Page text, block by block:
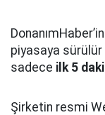
piyasaya
sadece ilk 5
Şirketin resmi